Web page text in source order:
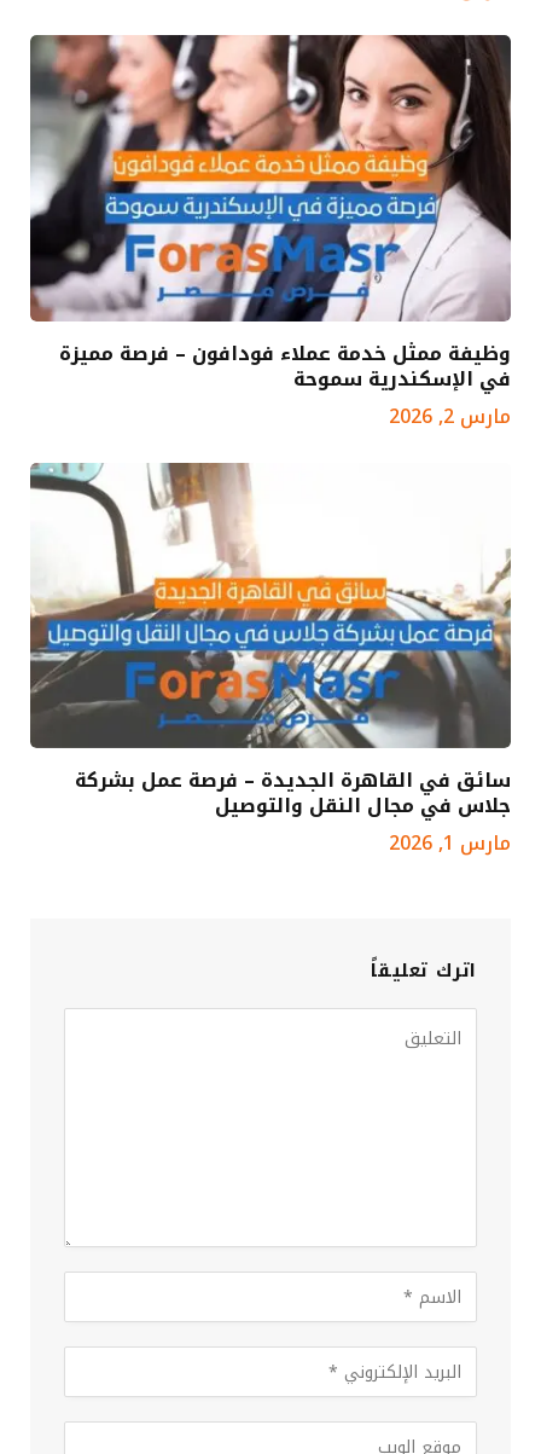
وظيفة ممثل خدمة عملاء فودافون – فرصة مميزة
في الإسكندرية سموحة
مارس 2, 2026
سائق في القاهرة الجديدة – فرصة عمل بشركة
جلاس في مجال النقل والتوصيل
مارس 1, 2026
اترك تعليقاً